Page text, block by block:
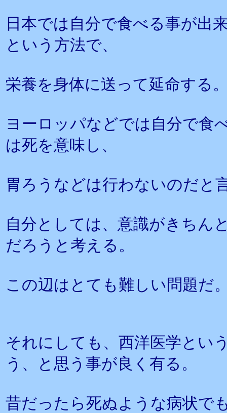
日本では自分で食べる事が出
という方法で、
栄養を身体に送って延命する
ヨーロッパなどでは自分で食
は死を意味し、
胃ろうなどは行わないのだと
自分としては、意識がきちん
だろうと考える。
この辺はとても難しい問題だ
それにしても、西洋医学とい
う、と思う事が良く有る。
昔だったら死ぬような病状で